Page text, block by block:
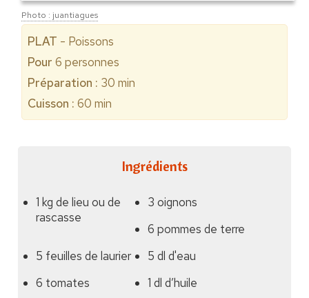
Photo : juantiagues
PLAT - Poissons
Pour 6 personnes
Préparation : 30 min
Cuisson : 60 min
Ingrédients
1 kg de lieu ou de
rascasse
3 oignons
6 pommes de terre
5 feuilles de laurier
5 dl d'eau
6 tomates
1 dl d’huile